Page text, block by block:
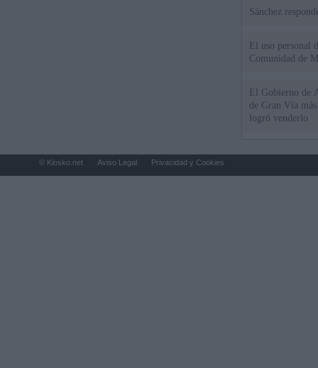
Sánchez
El uso personal
Comunidad de
El Gobierno de
de Gran Vía
logró venderlo
© Kiosko.net Aviso Legal Privacidad y Cookies